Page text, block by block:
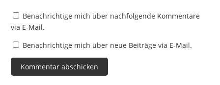
Benachrichtige mich über nachfolgende Kommentare
via E-Mail.
Benachrichtige mich über neue Beiträge via E-Mail.